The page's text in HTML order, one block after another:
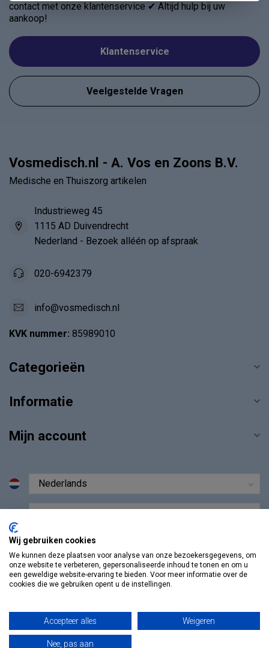
contact met onze klantenservice ✔ Altijd hulp bij uw
aankoop!
Klantenservice
Veelgestelde Vragen
Vosmedisch.nl - A. Vos en Zoons B.V.
Medische en Thuiszorg artikelen
Industrieweg 45
1115 AD Duivendrecht
Nederland - Bezoek alléén op afspraak
020-6942379
info@vosmedisch.nl
KVK nummer: 85989010
Categorieën
Informatie
Mijn account
© Copyright 2026 Vosmedisch.nl - A. Vos en Zoons B.V.
Wij gebruiken cookies
We kunnen deze plaatsen voor analyse van onze bezoekersgegevens, om
onze website te verbeteren, gepersonaliseerde inhoud te tonen en om u
een geweldige website-ervaring te bieden. Voor meer informatie over de
cookies die we gebruiken opent u de instellingen.
Accepteer alles Weigeren
Nee, pas aan